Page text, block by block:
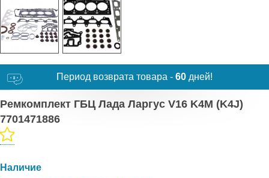
Период возврата товара - 60 дней!
Ремкомплект ГБЦ Лада Ларгус V16 K4M (K4J)
7701471886
Наличие